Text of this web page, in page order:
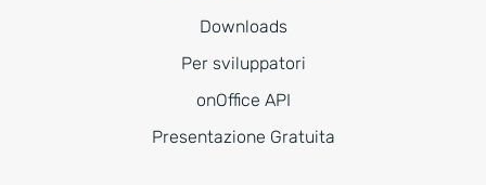
Downloads
Per sviluppatori
onOffice API
Presentazione Gratuita